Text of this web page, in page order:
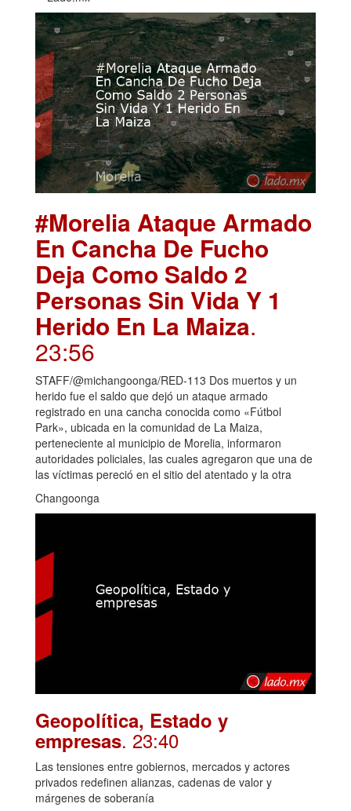
#Morelia Ataque Armado
En Cancha De Fucho
Deja Como Saldo 2
Personas Sin Vida Y 1
Herido En La Maiza.
23:56
STAFF/@michangoonga/RED-113 Dos muertos y un
herido fue el saldo que dejó un ataque armado
registrado en una cancha conocida como «Fútbol
Park», ubicada en la comunidad de La Maiza,
perteneciente al municipio de Morelia, informaron
autoridades policiales, las cuales agregaron que una de
las víctimas pereció en el sitio del atentado y la otra
Changoonga
Geopolítica, Estado y
empresas. 23:40
Las tensiones entre gobiernos, mercados y actores
privados redefinen alianzas, cadenas de valor y
márgenes de soberanía